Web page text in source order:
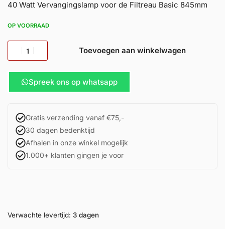
40 Watt Vervangingslamp voor de Filtreau Basic 845mm
OP VOORRAAD
Toevoegen aan winkelwagen
Spreek ons op whatsapp
Gratis verzending vanaf €75,-
30 dagen bedenktijd
Afhalen in onze winkel mogelijk
1.000+ klanten gingen je voor
Verwachte levertijd: 3 dagen